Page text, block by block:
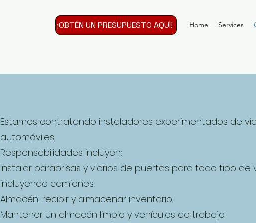
Home Services
¡OBTÉN UN PRESUPUESTO AQUÍ!
Estamos contratando instaladores experimentados de
automóviles.
Responsabilidades incluyen:
Instalar parabrisas y vidrios de puertas para todo tipo de
incluyendo camiones.
Almacén: recibir y almacenar inventario.
Mantener un almacén limpio y vehículos de trabajo.